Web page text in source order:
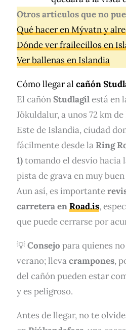
Otros artículos que no
Qué hacer en Mývatn y
Dónde ver frailecillos en
Ver ballenas en Islandia
Cómo llegar al cañón
El cañónStudlagilestá en
Jökuldalur, a unos 72 km
Este de Islandia, ciudad
fácilmente desde la Ring
1)tomando el desvío hacia
pista de grava en muy
Aun así, es importante
carretera enRoad.is,
que puede cerrarse por
💡Consejo para quienes
verano; llevacrampones,
del cañón pueden estar
y es peligroso.
Antes de llegar, no te